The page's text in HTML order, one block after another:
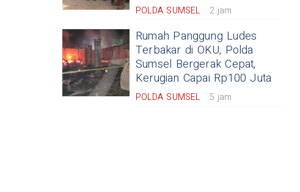
POLDA SUMSEL 2 jam
Rumah Panggung Ludes
Terbakar di OKU, Polda
Sumsel Bergerak Cepat,
Kerugian Capai Rp100 Juta
POLDA SUMSEL 5 jam